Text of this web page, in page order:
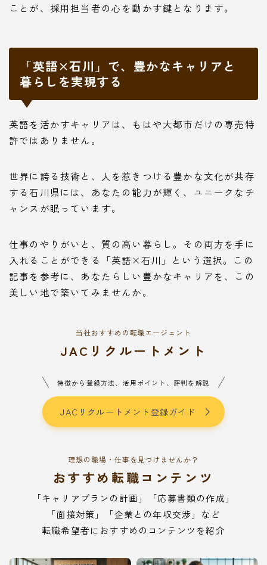
ことが、採用担当者の心を動かす鍵となります。
「英語×石川」で、豊かなキャリアと
暮らしを実現する
英語を活かすキャリアは、もはや大都市だけの専売特
許ではありません。
世界に誇る技術と、人を惹きつける豊かな文化が共存
する石川県には、あなたの能力が輝く、ユニークなチ
ャンスが眠っています。
仕事のやりがいと、質の高い暮らし。その両方を手に
入れることができる「英語×石川」という選択。この
記事を参考に、あなたらしい豊かなキャリアを、この
美しい地で築いてみませんか。
当社おすすめの転職エージェント
JACリクルートメント
特徴から登録方法、活用ポイント、評判を解説
JACリクルートメント登録ガイド
理想の職場・仕事を見つけませんか？
おすすめ転職コンテンツ
「キャリアプランの計画」「応募書類の作成」
「面接対策」「企業との年収交渉」など
転職希望者におすすめのコンテンツを紹介